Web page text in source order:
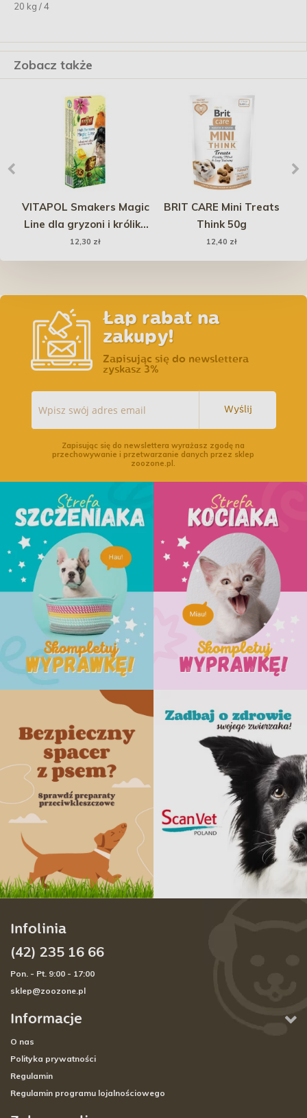
20 kg / 4
Zobacz także
VITAPOL Smakers Magic
Line dla gryzoni i królika
- cytrynowy 2 szt.
12,30 zł
BRIT CARE Mini Treats
Think 50g
12,40 zł
Łap rabat na
zakupy!
Zapisując się do newslettera
zyskasz 3%
Wyślij
Zapisując się do newslettera wyrażasz zgodę na
przechowywanie i przetwarzanie danych przez sklep
zoozone.pl.
Informacje
O nas
Polityka prywatności
Regulamin
Regulamin programu lojalnościowego
Infolinia
(42) 235 16 66
Pon. - Pt. 9:00 - 17:00
sklep@zoozone.pl